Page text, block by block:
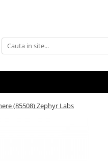
(85508) Zephyr Labs